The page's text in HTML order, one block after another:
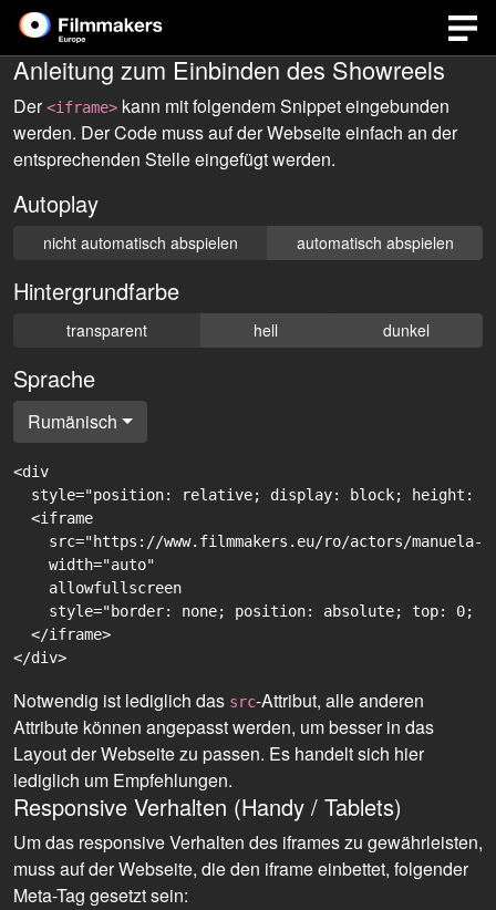
Anleitung zum Einbinden des Showreels
Der<iframe> kann mit folgendem Snippet eingebunden
werden. Der Code muss auf der Webseite einfach an der
entsprechenden Stelle eingefügt werden.
Autoplay
nicht automatisch abspielen automatisch abspielen
Hintergrundfarbe
transparent hell dunkel
Sprache
Rumänisch
<div
style="position: relative; display: block; height:
  <iframe
src="https://www.filmmakers.eu/ro/actors/
    width="auto"
    allowfullscreen
style="border: none; position: absolute; top: 0;
  </iframe>
Notwendig ist lediglich das src-Attribut, alle anderen
Attribute können angepasst werden, um besser in das
Layout der Webseite zu passen. Es handelt sich hier
lediglich um Empfehlungen.
Responsive Verhalten (Handy / Tablets)
Um das responsive Verhalten des iframes zu gewährleisten,
muss auf der Webseite, die den iframe einbettet, folgender
Meta-Tag gesetzt sein: